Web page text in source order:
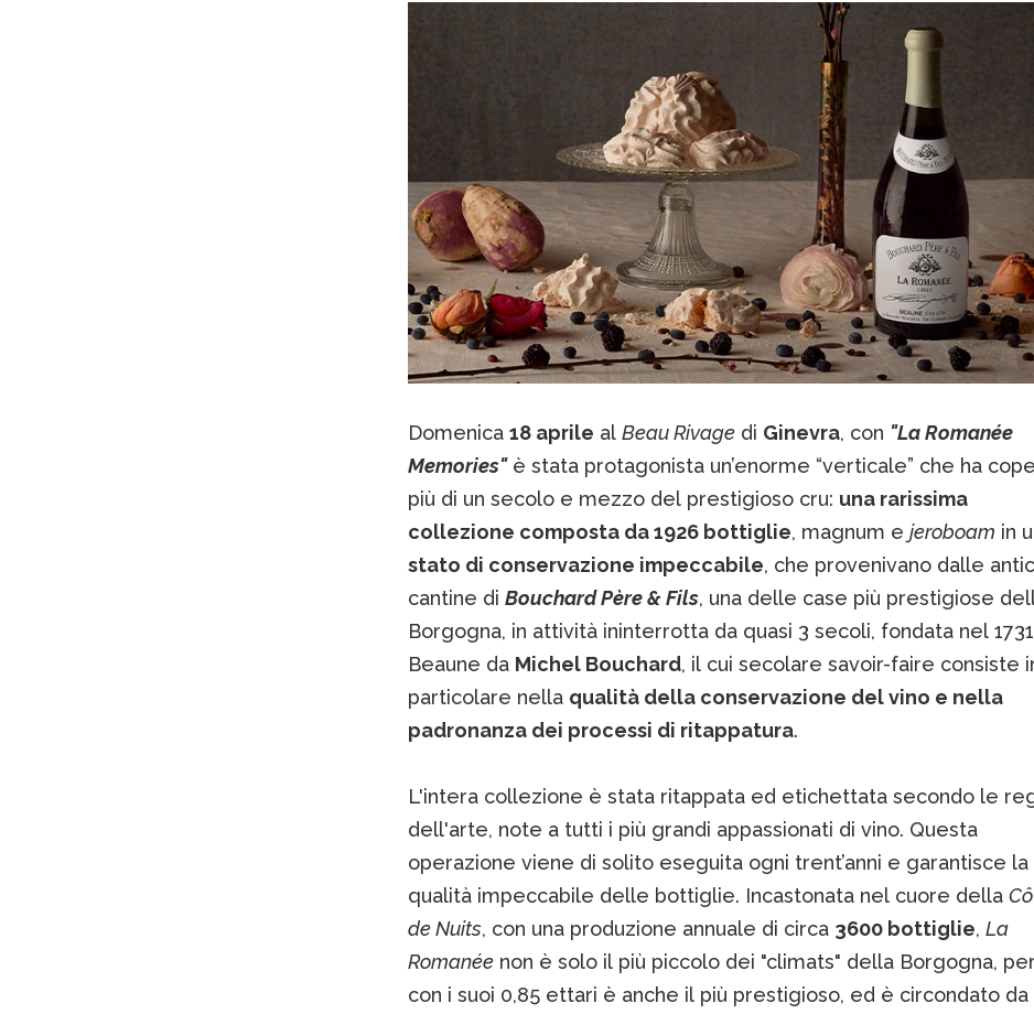
Domenica 18 aprile al Beau Rivagedi Ginevra, con "La Romanée
Memories"è stata protagonista un’enorme “verticale” che ha
più di un secolo e mezzo del prestigioso cru: una rarissima
collezione composta da 1926 bottiglie, magnum e jeroboam in
stato di conservazione impeccabile, che provenivano dalle
cantine di Bouchard Père & Fils, una delle case più prestigiose
Borgogna, in attività ininterrotta da quasi 3 secoli, fondata nel
Beaune da Michel Bouchard, il cui secolare savoir-faire consiste
particolare nella qualità della conservazione del vino e nella
padronanza dei processi di ritappatura.
L'intera collezione è stata ritappata ed etichettata secondo le
dell'arte, note a tutti i più grandi appassionati di vino. Questa
operazione viene di solito eseguita ogni trent’anni e garantisce la
qualità impeccabile delle bottiglie. Incastonata nel cuore della
de Nuits, con una produzione annuale di circa 3600 bottiglie, La
Romanéenon è solo il più piccolo dei "climats" della Borgogna,
con i suoi 0,85 ettari è anche il più prestigioso, ed è circondato da